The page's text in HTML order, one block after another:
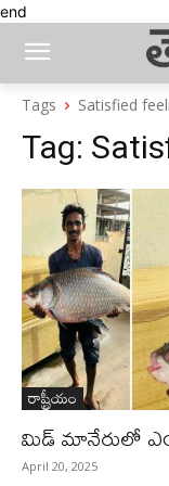
end
Tags Satisfied
Tag:
రాష్ట్రీయం
మిడ్ మానేరులో
April 20, 2025